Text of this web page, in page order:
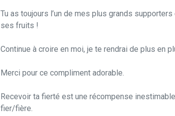
Tu as toujours l’un de mes plus grands
ses fruits !
Continue à croire en moi, je te rendrai de plus en
Merci pour ce compliment adorable.
Recevoir ta fierté est une récompense
fier/fière.